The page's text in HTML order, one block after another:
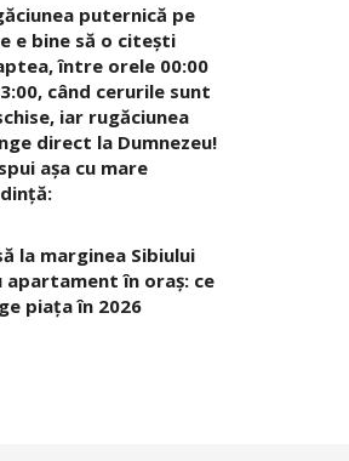
puternică pe
e bine să o citești
între orele 00:00
când cerurile sunt
iar rugăciunea
direct la Dumnezeu!
așa cu mare
la marginea Sibiului
apartament în oraș: ce
piața în 2026